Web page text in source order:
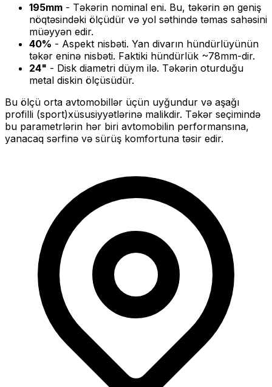
195mm - Təkərin nominal eni. Bu, təkərin ən geniş
nöqtəsindəki ölçüdür və yol səthində təmas sahəsini
müəyyən edir.
40% - Aspekt nisbəti. Yan divarın hündürlüyünün
təkər eninə nisbəti. Faktiki hündürlük ~78mm-dir.
24" - Disk diametri düym ilə. Təkərin oturduğu
metal diskin ölçüsüdür.
Bu ölçü orta avtomobillər üçün uyğundur və aşağı
profilli (sport)xüsusiyyətlərinə malikdir. Təkər seçimində
bu parametrlərin hər biri avtomobilin performansına,
yanacaq sərfinə və sürüş komfortuna təsir edir.